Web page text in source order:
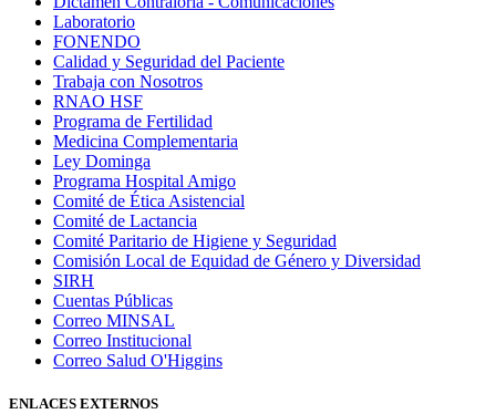
Laboratorio
FONENDO
Calidad y Seguridad del Paciente
Trabaja con Nosotros
RNAO HSF
Programa de Fertilidad
Medicina Complementaria
Ley Dominga
Programa Hospital Amigo
Comité de Ética Asistencial
Comité de Lactancia
Comité Paritario de Higiene y Seguridad
Comisión Local de Equidad de Género y Diversidad
SIRH
Cuentas Públicas
Correo MINSAL
Correo Institucional
Correo Salud O'Higgins
ENLACES EXTERNOS